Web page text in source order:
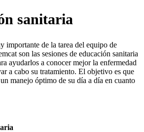
sanitaria
importante de la tarea del equipo de
son las sesiones de educación sanitaria
ayudarlos a conocer mejor la enfermedad
a cabo su tratamiento. El objetivo es que
manejo óptimo de su día a día en cuanto